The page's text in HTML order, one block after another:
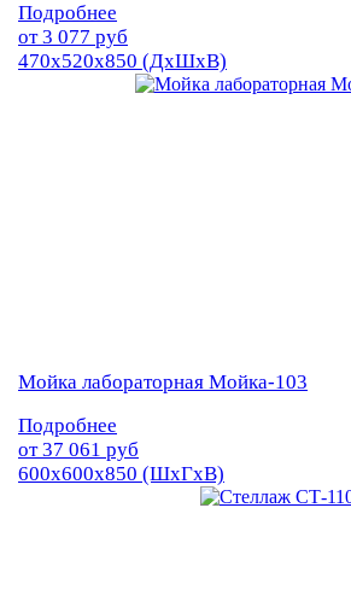
Подробнее
от3 077 руб
470х520х850 (ДхШхВ)
Мойка лабораторная Мойка-103
Подробнее
от37 061 руб
600х600х850 (ШхГхВ)